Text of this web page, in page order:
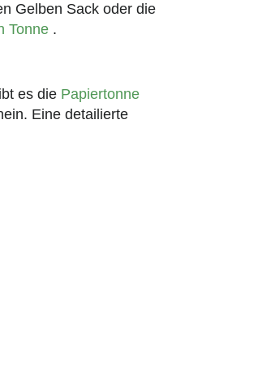
Gelben Sack oder die
Tonne .
es die Papiertonne
Eine detailierte